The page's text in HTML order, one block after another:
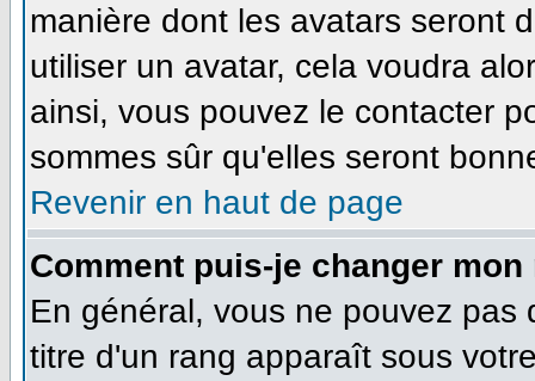
manière dont les avatars seront
utiliser un avatar, cela voudra
ainsi, vous pouvez le contacter
sommes sûr qu'elles seront
Revenir en haut de page
Comment puis-je changer mon
En général, vous ne pouvez
titre d'un rang apparaît sous